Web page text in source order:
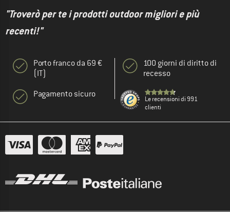
"Troverò per te i prodotti outdoor migliori e più
recenti!"
Porto franco da 69 €
(IT)
Pagamento sicuro
100 giorni di diritto di
recesso
Le recensioni di 991
clienti